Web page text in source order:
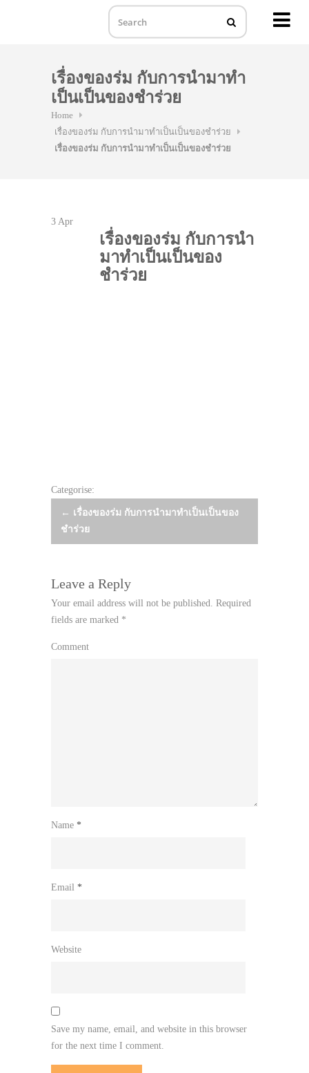
เรื่องของร่ม กับการนำมาทำ
เป็นเป็นของชำร่วย
Home
เรื่องของร่ม กับการนำมาทำเป็นเป็นของชำร่วย
เรื่องของร่ม กับการนำมาทำเป็นเป็นของชำร่วย
3 Apr
เรื่องของร่ม กับการนำ
มาทำเป็นเป็นของ
ชำร่วย
Categorise:
Post
navigation
← เรื่องของร่ม กับการนำมาทำเป็นเป็นของ
ชำร่วย
Leave a Reply
Your email address will not be published. Required
fields are marked *
Comment
Name *
Email *
Website
Save my name, email, and website in this browser
for the next time I comment.